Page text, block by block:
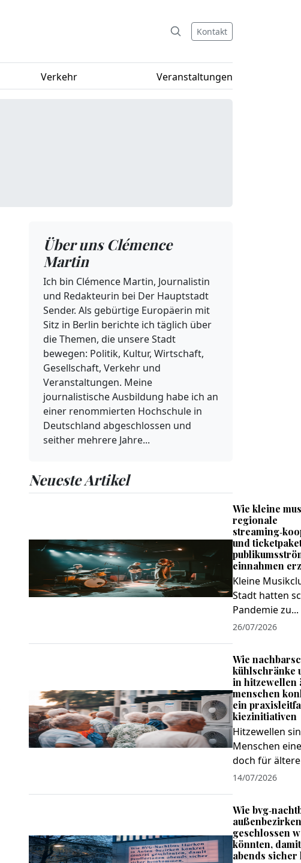
Kontakt
Verkehr Veranstaltungen
Über uns Clémence
Martin
Ich bin Clémence Martin, Journalistin
und Redakteurin bei Der Hauptstadt
Sender. Als gebürtige Europäerin mit
Sitz in Berlin berichte ich täglich über
die Themen, die unsere Stadt
bewegen: Politik, Kultur, Wirtschaft,
Gesellschaft, Verkehr und
Veranstaltungen. Meine
journalistische Ausbildung habe ich an
einer renommierten Hochschule in
Deutschland abgeschlossen und
seither mehrere Jahre...
Neueste Artikel
Wie kleine
regionale
und
einnahmen
Kleine
Stadt hatten
Pandemie zu...
26/07/2026
Wie
kühlschränke
in hitzewellen
menschen
ein
kiezinitiativen
Hitzewellen
Menschen
doch für
14/07/2026
Wie
geschlossen
könnten,
abends sicher